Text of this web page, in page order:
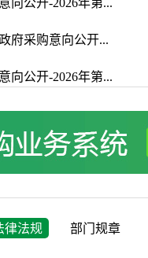
向公开-2026年第...
府采购意向公开...
向公开-2026年第...
律法规 部门规章